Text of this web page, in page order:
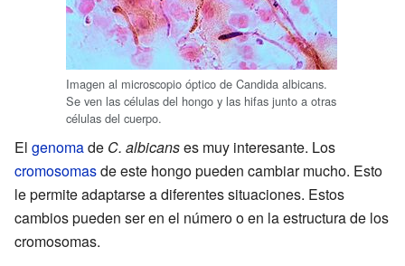
Imagen al microscopio óptico de Candida albicans.
Se ven las células del hongo y las hifas junto a otras
células del cuerpo.
El genomade C. albicanses muy interesante. Los
cromosomasde este hongo pueden cambiar mucho. Esto
le permite adaptarse a diferentes situaciones. Estos
cambios pueden ser en el número o en la estructura de los
cromosomas.